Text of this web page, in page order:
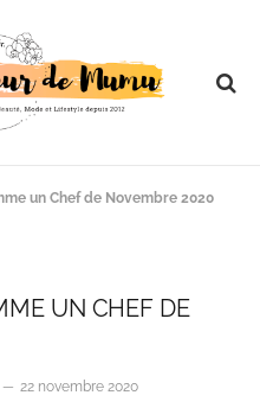
un Chef de Novembre 2020
UN CHEF DE
22 novembre 2020